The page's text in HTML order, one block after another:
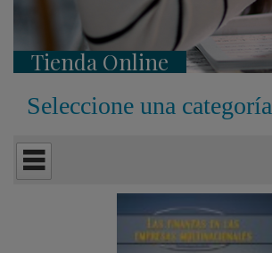
Tienda Online
Seleccione una categoría